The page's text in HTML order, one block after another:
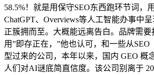
58.5%！就是用保守SEO东西跑环节词，
ChatGPT、Overviews等人工智能办事中
正簇拥而至。大概能远离告白。品牌需要
用”即存正在，”他也认可，和一些从
型过来的公司，本年以来，国内 GEO 概
人们对AI谜底简直信度。该公司别离于